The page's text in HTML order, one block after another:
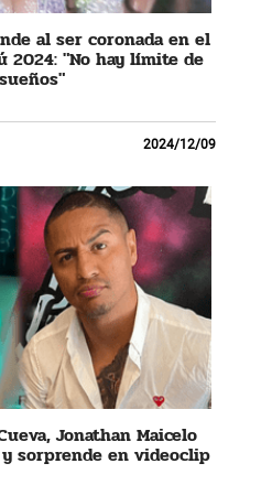
al ser coronada en el
2024: "No hay límite de
2024/12/09
Jonathan Maicelo
sorprende en videoclip